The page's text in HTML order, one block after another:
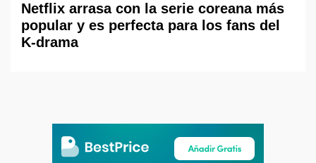
Netflix arrasa con la serie coreana más
popular y es perfecta para los fans del
K-drama